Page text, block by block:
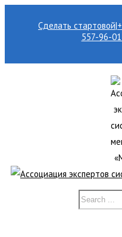
Сделать стартовой|
557-96-